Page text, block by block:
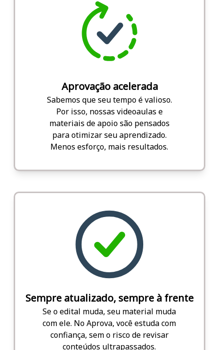
Aprovação acelerada
Sabemos que seu tempo é valioso.
Por isso, nossas videoaulas e
materiais de apoio são pensados
para otimizar seu aprendizado.
Menos esforço, mais resultados.
Sempre atualizado, sempre à frente
Se o edital muda, seu material muda
com ele. No Aprova, você estuda com
confiança, sem o risco de revisar
conteúdos ultrapassados.